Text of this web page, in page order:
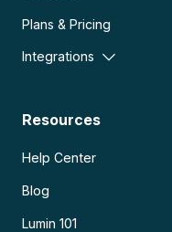
Plans & Pricing
Integrations
Resources
Help Center
Blog
Lumin 101